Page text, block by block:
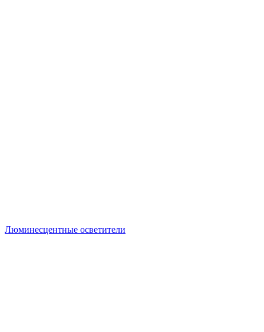
Люминесцентные осветители